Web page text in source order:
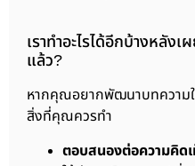
เราทำอะไรได้อีกบ้างหลัง
แล้ว?
หากคุณอยากพัฒนาบทความ
สิ่งที่คุณควรทำ
ตอบสนองต่อความคิด